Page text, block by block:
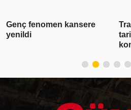
Genç fenomen kansere
yenildi